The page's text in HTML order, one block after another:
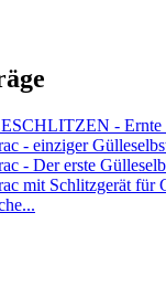
- Ernte
- einziger
- Der erste
mit Schlitzgerät für